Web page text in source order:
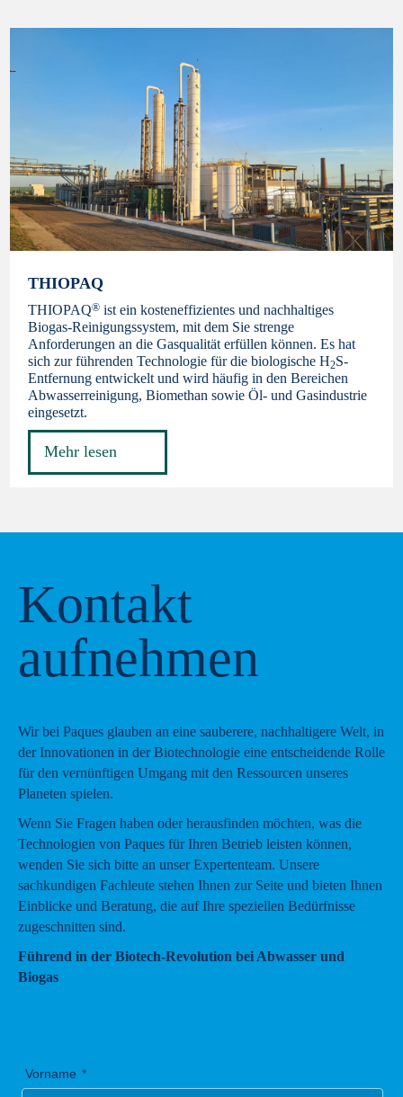
THIOPAQ
THIOPAQ® ist ein kosteneffizientes und nachhaltiges
Biogas-Reinigungssystem, mit dem Sie strenge
Anforderungen an die Gasqualität erfüllen können. Es hat
sich zur führenden Technologie für die biologische H2S-
Entfernung entwickelt und wird häufig in den Bereichen
Abwasserreinigung, Biomethan sowie Öl- und Gasindustrie
eingesetzt.
Mehr lesen
Kontakt
aufnehmen
Wir bei Paques glauben an eine sauberere, nachhaltigere Welt, in
der Innovationen in der Biotechnologie eine entscheidende Rolle
für den vernünftigen Umgang mit den Ressourcen unseres
Planeten spielen.
Wenn Sie Fragen haben oder herausfinden möchten, was die
Technologien von Paques für Ihren Betrieb leisten können,
wenden Sie sich bitte an unser Expertenteam. Unsere
sachkundigen Fachleute stehen Ihnen zur Seite und bieten Ihnen
Einblicke und Beratung, die auf Ihre speziellen Bedürfnisse
zugeschnitten sind.
Führend in der Biotech-Revolution bei Abwasser und
Biogas
Vorname